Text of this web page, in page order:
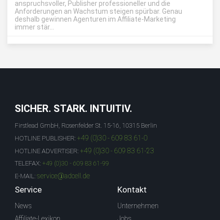
anspruchsvoller, Publisher professioneller und die
Anforderungen an Wachstum steigen spürbar. Genau
deshalb gewinnen Agenturen im Affiliate-Marketing
immer stär...
SICHER. STARK. INTUITIV.
Firstlead GmbH, Rosenfelder St. 15-16, 10315 Berlin
HOTLINE PUBLISHER: +49 (0)30 - 609 83 61-0
HOTLINE ADVERTISER: +49 (0)30 - 609 83 61-23
TELEFAX: +49 (0)30 - 609 83 61-99
E-MAIL: service@adcell.de
Service
News
Kontakt
Unternehmen